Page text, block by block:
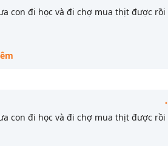
con đi học và đi chợ mua thịt được rồi
con đi học và đi chợ mua thịt được rồi